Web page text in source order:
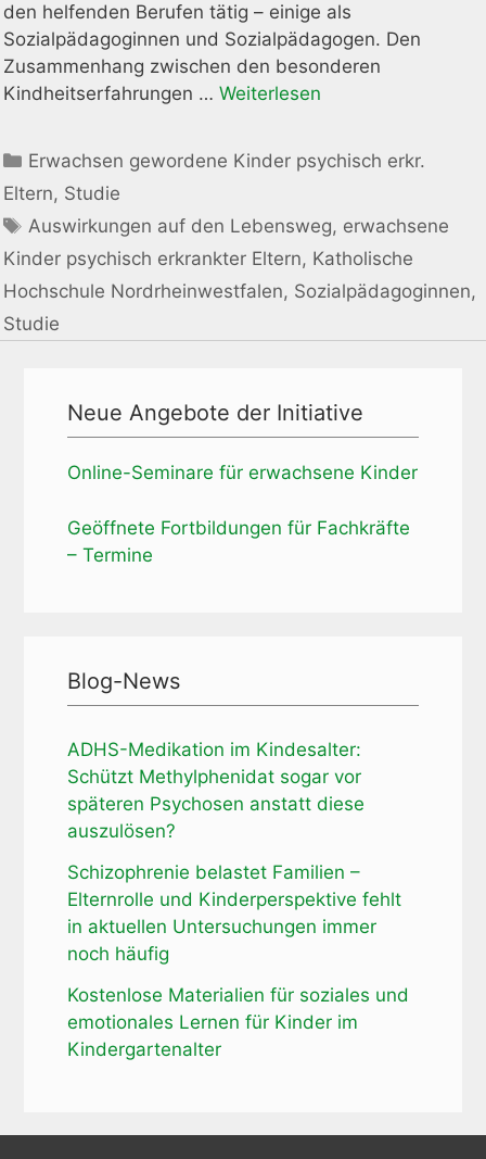
den helfenden Berufen tätig – einige als
Sozialpädagoginnen und Sozialpädagogen. Den
Zusammenhang zwischen den besonderen
Kindheitserfahrungen … Weiterlesen
Kategorien
Erwachsen gewordene Kinder psychisch erkr.
Eltern, Studie
Schlagwörter
Auswirkungen auf den Lebensweg, erwachsene
Kinder psychisch erkrankter Eltern, Katholische
Hochschule Nordrheinwestfalen, Sozialpädagoginnen,
Studie
Neue Angebote der Initiative
Online-Seminare für erwachsene Kinder
Geöffnete Fortbildungen für Fachkräfte
– Termine
Blog-News
ADHS-Medikation im Kindesalter:
Schützt Methylphenidat sogar vor
späteren Psychosen anstatt diese
auszulösen?
Schizophrenie belastet Familien –
Elternrolle und Kinderperspektive fehlt
in aktuellen Untersuchungen immer
noch häufig
Kostenlose Materialien für soziales und
emotionales Lernen für Kinder im
Kindergartenalter